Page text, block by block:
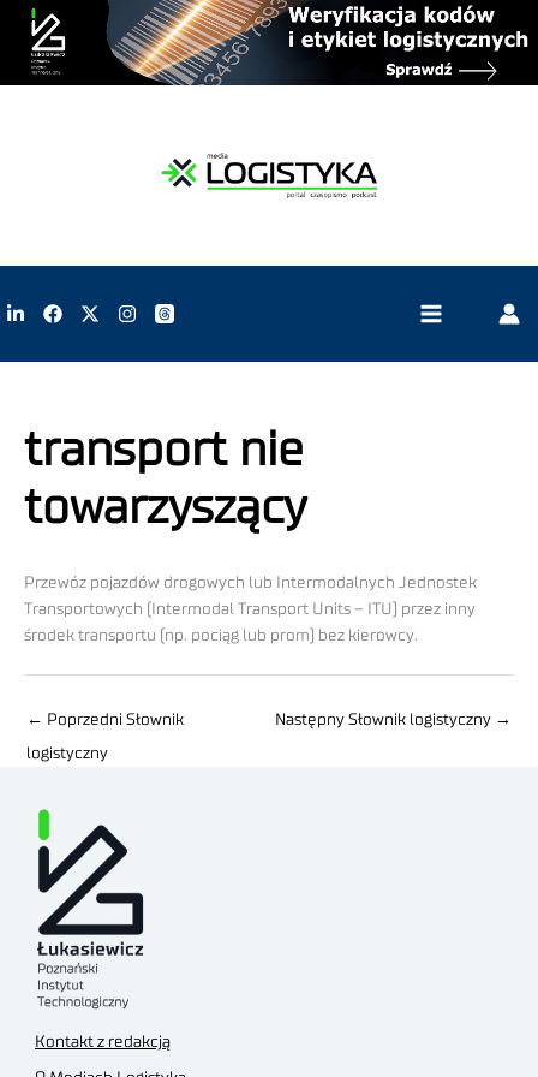
transport nie
towarzyszący
Przewóz pojazdów drogowych lub Intermodalnych Jednostek
Transportowych (Intermodal Transport Units – ITU) przez inny
środek transportu (np. pociąg lub prom) bez kierowcy.
← Poprzedni Słownik
logistyczny
Następny Słownik logistyczny →
Kontakt z redakcją